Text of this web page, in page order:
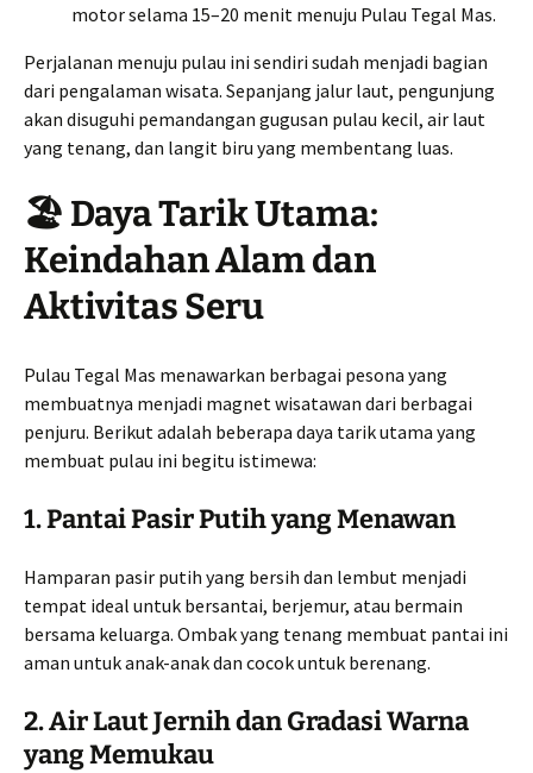
motor selama 15–20 menit menuju Pulau Tegal Mas.
Perjalanan menuju pulau ini sendiri sudah menjadi bagian
dari pengalaman wisata. Sepanjang jalur laut, pengunjung
akan disuguhi pemandangan gugusan pulau kecil, air laut
yang tenang, dan langit biru yang membentang luas.
🏖️ Daya Tarik Utama:
Keindahan Alam dan
Aktivitas Seru
Pulau Tegal Mas menawarkan berbagai pesona yang
membuatnya menjadi magnet wisatawan dari berbagai
penjuru. Berikut adalah beberapa daya tarik utama yang
membuat pulau ini begitu istimewa:
1. Pantai Pasir Putih yang Menawan
Hamparan pasir putih yang bersih dan lembut menjadi
tempat ideal untuk bersantai, berjemur, atau bermain
bersama keluarga. Ombak yang tenang membuat pantai ini
aman untuk anak-anak dan cocok untuk berenang.
2. Air Laut Jernih dan Gradasi Warna
yang Memukau